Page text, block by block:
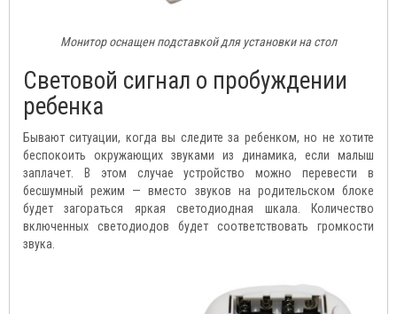
Монитор оснащен подставкой для установки на стол
Световой сигнал о пробуждении
ребенка
Бывают ситуации, когда вы следите за ребенком, но не хотите
беспокоить окружающих звуками из динамика, если малыш
заплачет. В этом случае устройство можно перевести в
бесшумный режим — вместо звуков на родительском блоке
будет загораться яркая светодиодная шкала. Количество
включенных светодиодов будет соответствовать громкости
звука.